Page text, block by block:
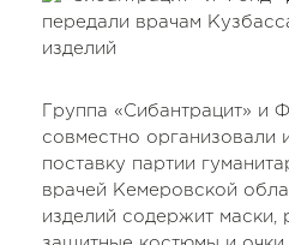
Группа «Сибантрацит» и
совместно организовали
поставку партии
врачей Кемеровской
изделий содержит маски,